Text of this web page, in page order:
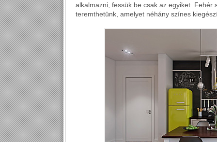
alkalmazni, fessük be csak az egyiket.
teremthetünk, amelyet néhány színes